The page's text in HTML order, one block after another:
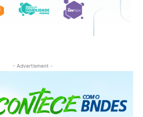
- Advertisment -